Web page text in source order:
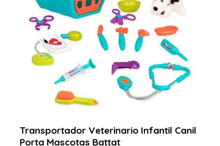
Transportador Veterinario Infantil Canil
Porta Mascotas Battat